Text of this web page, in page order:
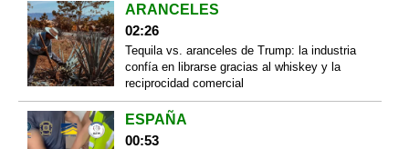
ARANCELES
02:26
Tequila vs. aranceles de Trump: la industria
confía en librarse gracias al whiskey y la
reciprocidad comercial
ESPAÑA
00:53